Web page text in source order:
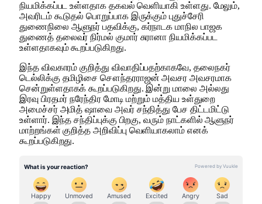
நியமிக்கப்பட உள்ளதாக தகவல் வெளியாகி உள்ளது. மேலும்,
அவரிடம் கூடுதல் பொறுப்பாக இருக்கும் புதுச்சேரி
துணைநிலை ஆளுநர் பதவிக்கு, கர்நாடக மாநில பாஜக
துணைத் தலைவர் நிர்மல் குமார் சுரானா நியமிக்கப்பட
உள்ளதாகவும் கூறப்படுகிறது.
இந்த விவகாரம் குறித்து விவாதிப்பதற்காகவே, தலைநகர்
டெல்லிக்கு தமிழிசை சௌந்தரராஜன் அவசர அவசரமாக
சென்றுள்ளதாகக் கூறப்படுகிறது. இன்று மாலை அல்லது
இரவு பிரதமர் நரேந்திர மோடி மற்றும் மத்திய உள்துறை
அமைச்சர் அமித் ஷாவை அவர் சந்தித்து பேச திட்டமிட்டு
உள்ளார். இந்த சந்திப்புக்கு பிறகு, வரும் நாட்களில் ஆளுநர்
மாற்றங்கள் குறித்த அறிவிப்பு வெளியாகலாம் எனக்
கூறப்படுகிறது.